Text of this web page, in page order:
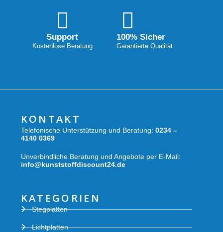
Support
Kostenlose Beratung
100% Sicher
Garantierte Qualität
KONTAKT
Telefonische Unterstützung und Beratung: 0234 –
4140 0369
Unverbindliche Beratung und Angebote per E-Mail:
info@kunststoffdiscount24.de
KATEGORIEN
Stegplatten
Lichtplatten